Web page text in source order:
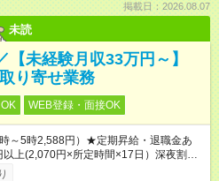
掲載日：2026.08.07
未読
未経験月収33万円～】
り寄せ業務
WEB登録・面接OK
～5時2,588円）★定期昇給・退職金あ
上(2,070円×所定時間×17日）深夜割増